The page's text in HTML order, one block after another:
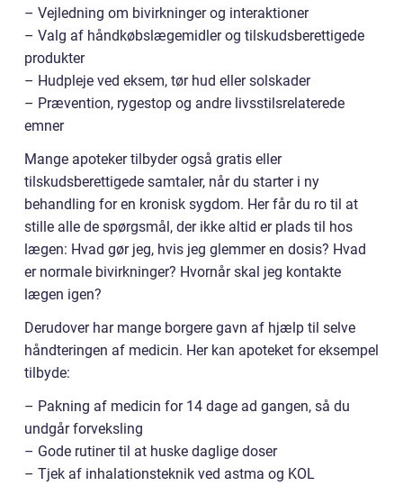
– Vejledning om bivirkninger og interaktioner
– Valg af håndkøbslægemidler og tilskudsberettigede
produkter
– Hudpleje ved eksem, tør hud eller solskader
– Prævention, rygestop og andre livsstilsrelaterede
emner
Mange apoteker tilbyder også gratis eller
tilskudsberettigede samtaler, når du starter i ny
behandling for en kronisk sygdom. Her får du ro til at
stille alle de spørgsmål, der ikke altid er plads til hos
lægen: Hvad gør jeg, hvis jeg glemmer en dosis? Hvad
er normale bivirkninger? Hvornår skal jeg kontakte
lægen igen?
Derudover har mange borgere gavn af hjælp til selve
håndteringen af medicin. Her kan apoteket for eksempel
tilbyde:
– Pakning af medicin for 14 dage ad gangen, så du
undgår forveksling
– Gode rutiner til at huske daglige doser
– Tjek af inhalationsteknik ved astma og KOL